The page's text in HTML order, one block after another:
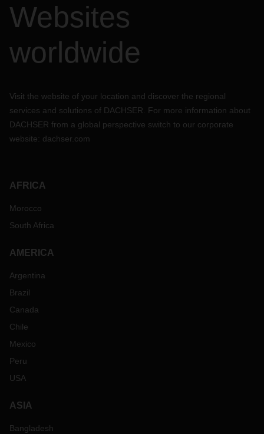
Websites
worldwide
Visit the website of your location and discover the regional
services and solutions of DACHSER. For more information about
DACHSER from a global perspective switch to our corporate
website: dachser.com
AFRICA
Morocco
South Africa
AMERICA
Argentina
Brazil
Canada
Chile
Mexico
Peru
USA
ASIA
Bangladesh